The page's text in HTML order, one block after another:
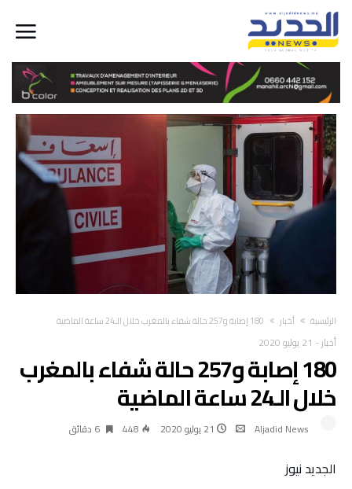
‫الرئيسية‬ أخبار 180 إصابة و257 حالة شفاء بالمغرب خلال الـ24 ساعة الماضية
أخبار- 21 يوليو 2020
180 إصابة و257 حالة شفاء بالمغرب
خلال الـ24 ساعة الماضية
Aljadid News 21 يوليو 2020 448 6 ‫دقائق‬
الجديد نيوز